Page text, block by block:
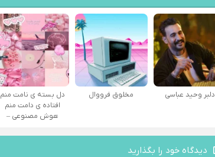
دلبر وحید عباسی مخلوق فرووال
دل بسته ی نامت منم
افتاده ی دامت منم
هوش مصنوعی –
دیدگاه خود را بگذارید